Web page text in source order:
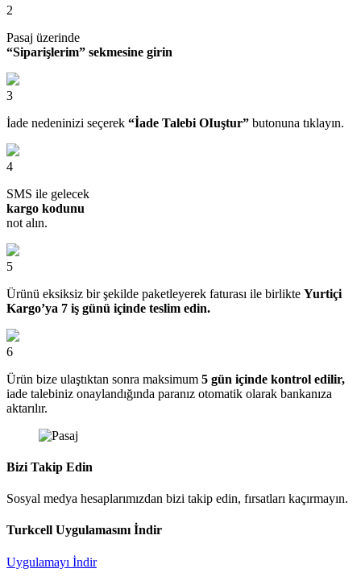
2
Pasaj üzerinde
“Siparişlerim” sekmesine girin
3
İade nedeninizi seçerek “İade Talebi OIuştur” butonuna tıklayın.
4
SMS ile gelecek
kargo kodunu
not alın.
5
Ürünü eksiksiz bir şekilde paketleyerek faturası ile birlikte Yurtiçi
Kargo’ya 7 iş günü içinde teslim edin.
6
Ürün bize ulaştıktan sonra maksimum 5 gün içinde kontrol edilir,
iade talebiniz onaylandığında paranız otomatik olarak bankanıza
aktarılır.
Bizi Takip Edin
Sosyal medya hesaplarımızdan bizi takip edin, fırsatları kaçırmayın.
Turkcell Uygulamasını İndir
Uygulamayı İndir